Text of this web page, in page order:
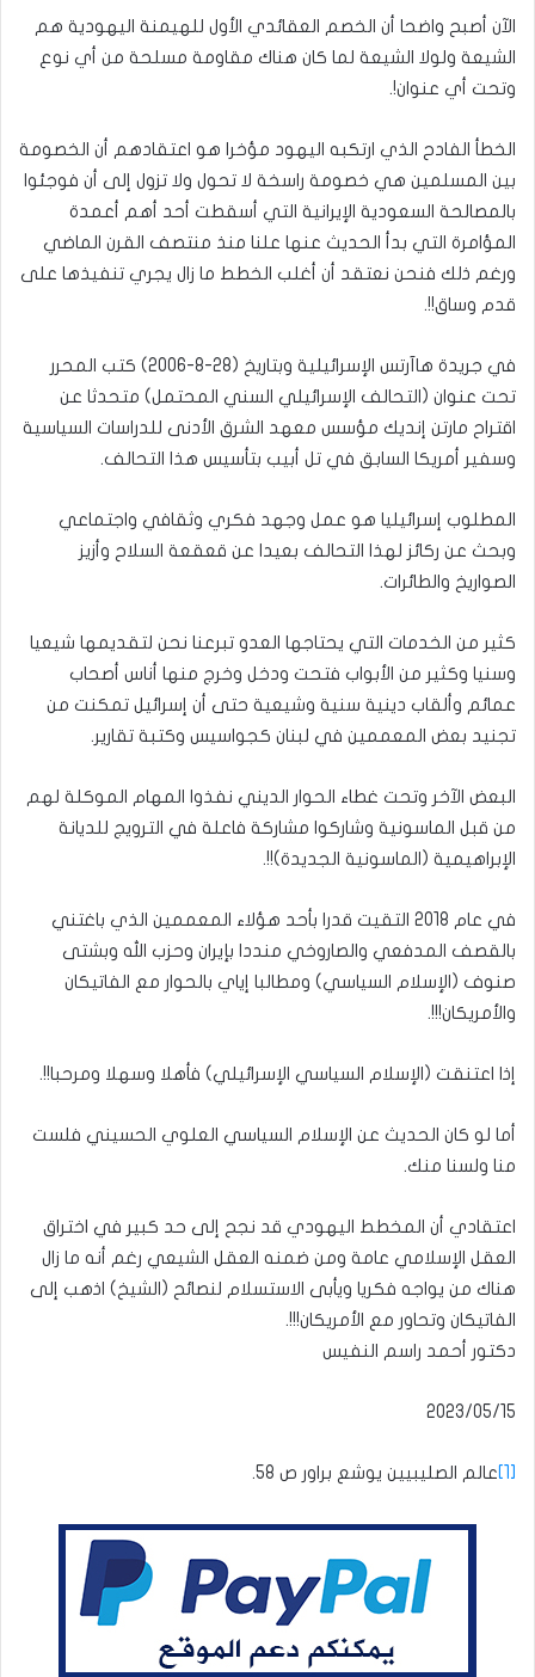
الآن أصبح واضحا أن الخصم العقائدي الأول للهيمنة اليهودية هم
الشيعة ولولا الشيعة لما كان هناك مقاومة مسلحة من أي نوع
وتحت أي عنوان!.
الخطأ الفادح الذي ارتكبه اليهود مؤخرا هو اعتقادهم أن الخصومة
بين المسلمين هي خصومة راسخة لا تحول ولا تزول إلى أن فوجئوا
بالمصالحة السعودية الإيرانية التي أسقطت أحد أهم أعمدة
المؤامرة التي بدأ الحديث عنها علنا منذ منتصف القرن الماضي
ورغم ذلك فنحن نعتقد أن أغلب الخطط ما زال يجري تنفيذها على
قدم وساق!!.
في جريدة هاآرتس الإسرائيلية وبتاريخ (28-8-2006) كتب المحرر
تحت عنوان (التحالف الإسرائيلي السني المحتمل) متحدثا عن
اقتراح مارتن إنديك مؤسس معهد الشرق الأدنى للدراسات السياسية
وسفير أمريكا السابق في تل أبيب بتأسيس هذا التحالف.
المطلوب إسرائيليا هو عمل وجهد فكري وثقافي واجتماعي
وبحث عن ركائز لهذا التحالف بعيدا عن قعقعة السلاح وأزيز
الصواريخ والطائرات.
كثير من الخدمات التي يحتاجها العدو تبرعنا نحن لتقديمها شيعيا
وسنيا وكثير من الأبواب فتحت ودخل وخرج منها أناس أصحاب
عمائم وألقاب دينية سنية وشيعية حتى أن إسرائيل تمكنت من
تجنيد بعض المعممين في لبنان كجواسيس وكتبة تقارير.
البعض الآخر وتحت غطاء الحوار الديني نفذوا المهام الموكلة لهم
من قبل الماسونية وشاركوا مشاركة فاعلة في الترويج للديانة
الإبراهيمية (الماسونية الجديدة)!!.
في عام 2018 التقيت قدرا بأحد هؤلاء المعممين الذي باغتني
بالقصف المدفعي والصاروخي منددا بإيران وحزب الله وبشتى
صنوف (الإسلام السياسي) ومطالبا إياي بالحوار مع الفاتيكان
والأمريكان!!!.
إذا اعتنقت (الإسلام السياسي الإسرائيلي) فأهلا وسهلا ومرحبا!!.
أما لو كان الحديث عن الإسلام السياسي العلوي الحسيني فلست
منا ولسنا منك.
اعتقادي أن المخطط اليهودي قد نجح إلى حد كبير في اختراق
العقل الإسلامي عامة ومن ضمنه العقل الشيعي رغم أنه ما زال
هناك من يواجه فكريا ويأبى الاستسلام لنصائح (الشيخ) اذهب إلى
الفاتيكان وتحاور مع الأمريكان!!!.
دكتور أحمد راسم النفيس
[1] عالم الصليبيين يوشع براور ص 58.